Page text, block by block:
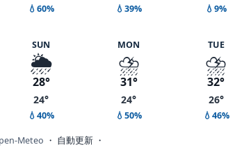
💧60% 💧39% 💧9%
SUN
🌦️
28°
24°
💧40%
MON
⛈️
31°
24°
💧50%
TUE
⛈️
32°
26°
💧46%
Meteo ・ 自動更新 ・